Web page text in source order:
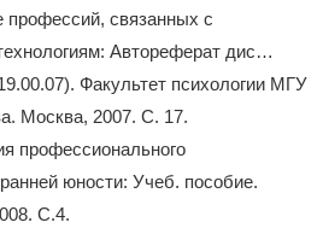
профессий, связанных с
Автореферат дис…
Факультет психологии МГУ
Москва, 2007. С. 17.
профессионального
юности: Учеб. пособие.
С.4.